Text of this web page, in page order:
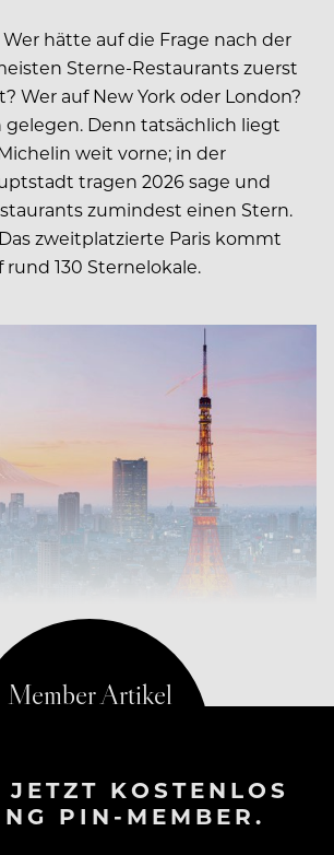
Wer hätte auf die Frage nach der
Sterne-Restaurants zuerst
Wer auf New York oder London?
gelegen. Denn tatsächlich liegt
weit vorne; in der
tragen 2026 sage und
zumindest einen Stern.
zweitplatzierte Paris kommt
rund 130 Sternelokale.
KOSTENLOS
PIN-MEMBER.